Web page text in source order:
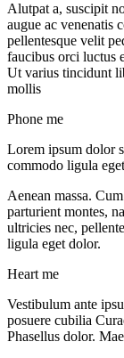
Alutpat a, suscipit
augue ac venenatis
pellentesque velit
faucibus orci luctus
Ut varius tincidunt
mollis
Phone me
Lorem ipsum dolor
commodo ligula
Aenean massa.
parturient montes,
ultricies nec,
ligula eget dolor.
Heart me
Vestibulum ante
posuere cubilia
Phasellus dolor.